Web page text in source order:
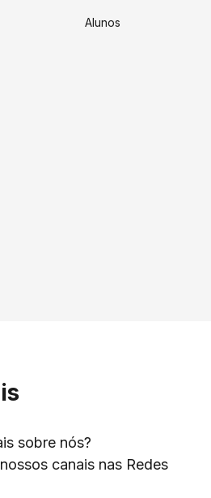
Alunos
sobre nós?
canais nas Redes